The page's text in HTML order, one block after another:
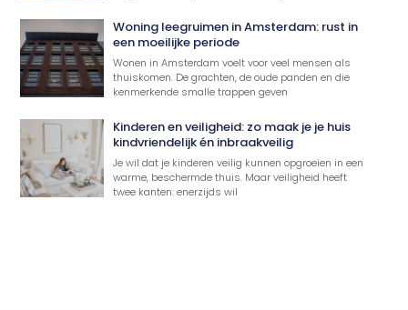
Woning leegruimen in Amsterdam: rust in
een moeilijke periode
Wonen in Amsterdam voelt voor veel mensen als
thuiskomen. De grachten, de oude panden en die
kenmerkende smalle trappen geven
Kinderen en veiligheid: zo maak je je huis
kindvriendelijk én inbraakveilig
Je wil dat je kinderen veilig kunnen opgroeien in een
warme, beschermde thuis. Maar veiligheid heeft
twee kanten: enerzijds wil